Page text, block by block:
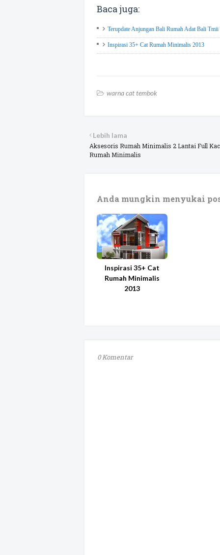
Baca juga:
Terupdate Anjungan Bali Rumah Adat Bali
Inspirasi 35+ Cat Rumah Minimalis 2013
warna cat tembok
Lebih lama
Aksesoris Rumah Minimalis 2 Lantai Full
Rumah Minimalis
Anda mungkin menyukai
Inspirasi 35+ Cat
Rumah Minimalis
2013
0 Komentar